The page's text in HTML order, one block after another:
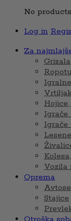
No
Log in
Za
Grizala
Igrače
Igrače
Vozila
Oprema
Stajice